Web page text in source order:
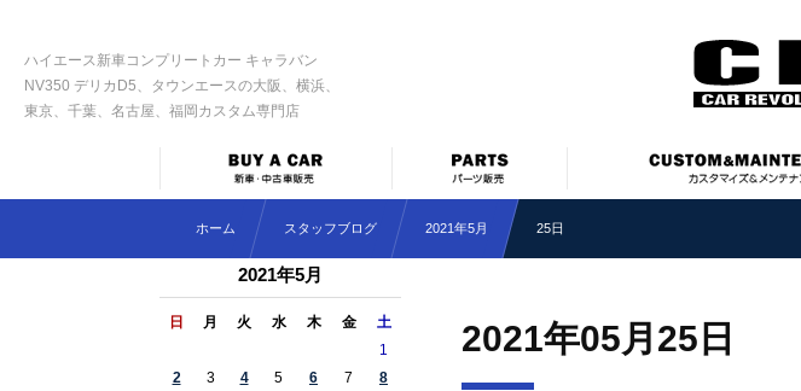
ハイエース新車コンプリートカー キャラバン
NV350 デリカD5、タウンエースの大阪、横浜、
東京、千葉、名古屋、福岡カスタム専門店
ホーム スタッフブログ 2021年5月 25日
2021年05月25日
2021年5月
日 月 火 水 木 金 土
1
2
3 4 5 6 7
8